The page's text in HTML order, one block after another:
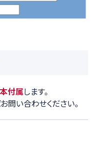
付属します。
問い合わせください。